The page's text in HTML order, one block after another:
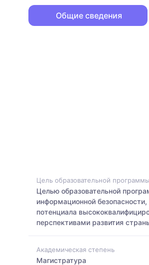
Общие сведения
Цель образовательной программы
Целью образовательной
информационной
потенциала
перспективами развития
Академическая степень
Магистратура